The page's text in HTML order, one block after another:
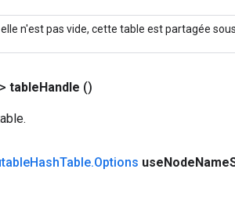
n'est pas vide, cette table est partagée
tableHandle ()
HashTable.Options useNodeName